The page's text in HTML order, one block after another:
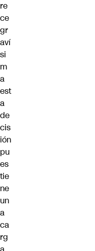
re
ce
gr
aví
si
m
a
est
a
de
cis
ión
pu
es
tie
ne
un
a
ca
rg